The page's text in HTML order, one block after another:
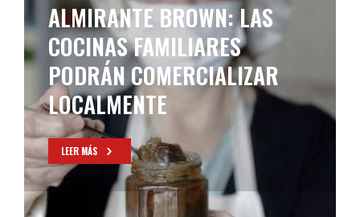
ALMIRANTE BROWN: LAS
COCINAS FAMILIARES
PODRÁN COMERCIALIZAR
LOCALMENTE
LEER MÁS